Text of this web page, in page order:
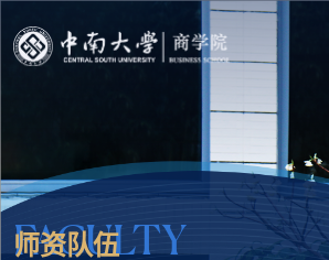
FACULTY
师资队伍